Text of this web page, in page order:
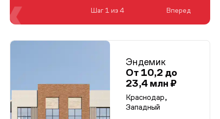
Эндемик
От 10,2 до
23,4 млн ₽
Краснодар,
Западный
Шаг 1 из 4 Вперед